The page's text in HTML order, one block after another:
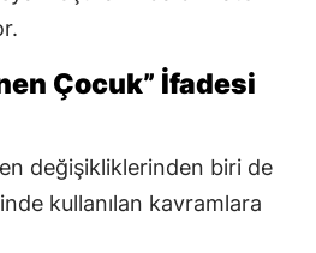
Çocuk” İfadesi
değişikliklerinden biri de
kullanılan kavramlara